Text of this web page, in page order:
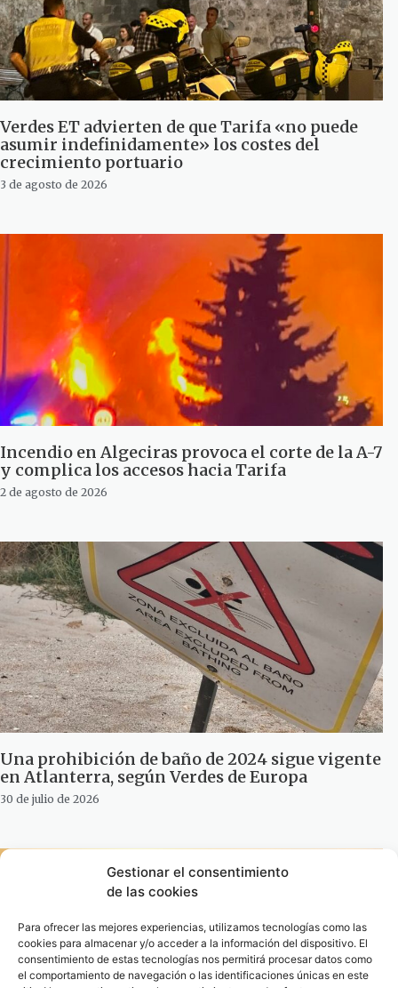
Gestionar el consentimiento
de las cookies
Para ofrecer las mejores experiencias, utilizamos tecnologías como las
cookies para almacenar y/o acceder a la información del dispositivo. El
consentimiento de estas tecnologías nos permitirá procesar datos como
el comportamiento de navegación o las identificaciones únicas en este
Verdes ET advierten de que Tarifa «no puede
asumir indefinidamente» los costes del
crecimiento portuario
3 de agosto de 2026
Incendio en Algeciras provoca el corte de la A-7
y complica los accesos hacia Tarifa
2 de agosto de 2026
Una prohibición de baño de 2024 sigue vigente
en Atlanterra, según Verdes de Europa
30 de julio de 2026